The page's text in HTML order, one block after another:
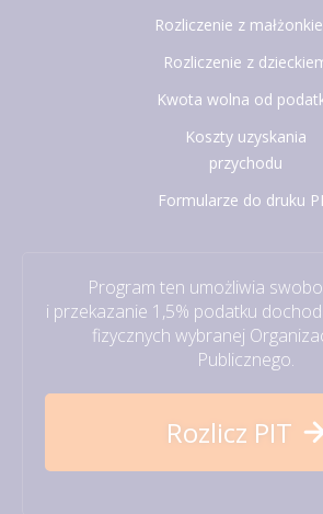
Rozliczenie z
Rozliczenie z
Kwota wolna od
Koszty uzyskania
przychodu
Formularze do druku
Program ten umożliwia
i przekazanie 1,5% podatku
fizycznych wybranej
Publicznego.
Rozlicz PIT